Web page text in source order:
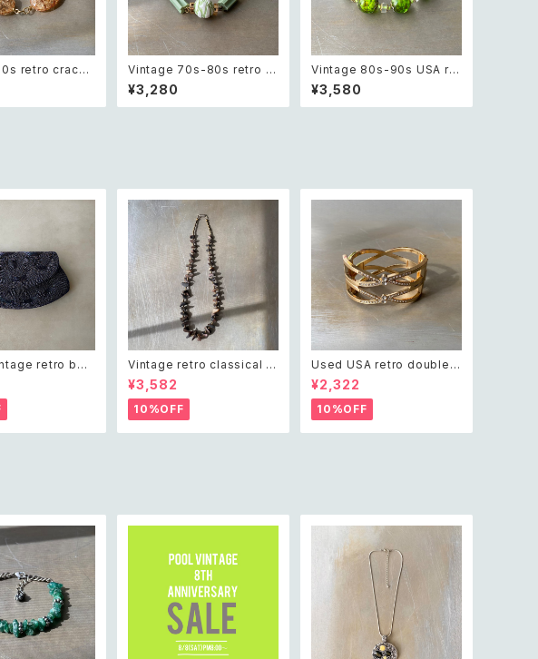
retro crack
レトロ ヴィ
セサリー クラッ
レスレット
Vintage 70s-80s retro gr
een bijou classical bead
s bracelet レトロ ヴィンテ
ージ アクセサリー グリーン
¥3,280
Vintage 80s-90s USA ret
ro green glass beads br
acelet レトロ アメリカ ヴィ
ンテージ アクセサリー グリー
¥3,580
retro bea
navy blue
ヴィンテージ
ーズ刺繍 ネイビー
Vintage retro classical ro
ugh cut shell beads nec
klace レトロ ヴィンテージ ア
クセサリー クラシカル ラフカ
ット シェル ビーズ ネックレス
¥3,582
10%OFF
Used USA retro double c
ross crystal bijou bangle
レトロ アメリカ ユーズド アク
セサリー ゴールド ダブル クロ
ス ビジュー バングル
¥2,322
10%OFF